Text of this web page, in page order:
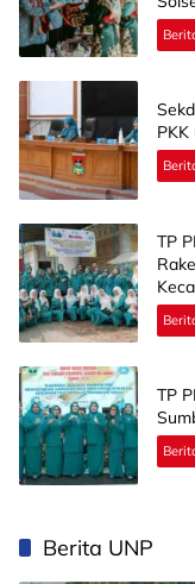
TP
TP
Berita UNP